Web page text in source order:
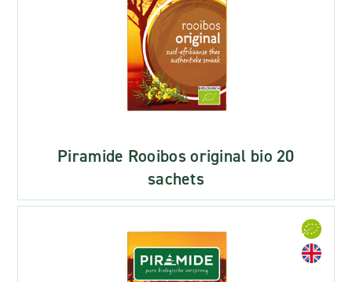
Piramide Rooibos original bio 20
sachets